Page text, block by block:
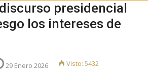
presidencial
los intereses de
29 Enero 2026 Visto: 5432